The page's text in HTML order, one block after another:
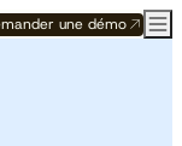
une démo